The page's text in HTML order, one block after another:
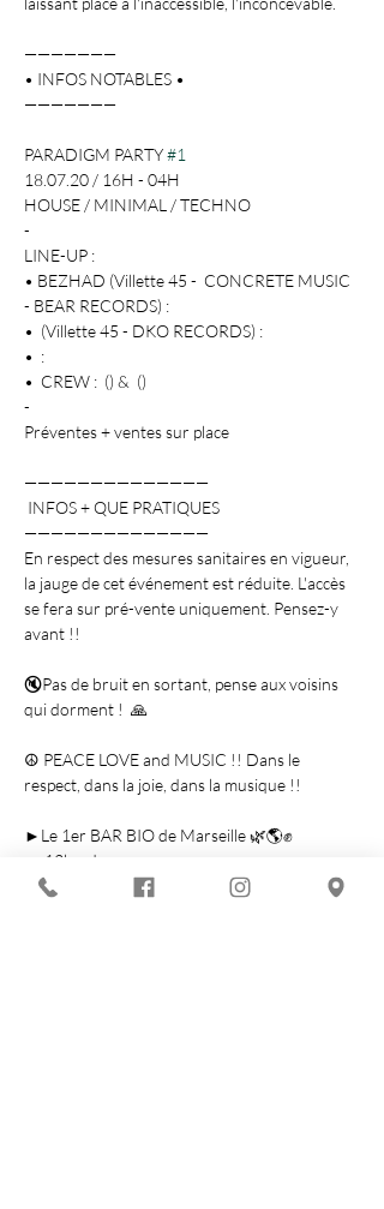
———————
• INFOS NOTABLES •
———————
PARADIGM PARTY #1
18.07.20 / 16H - 04H
HOUSE / MINIMAL / TECHNO
-
LINE-UP :
• BEZHAD (Villette 45 -  CONCRETE MUSIC
- BEAR RECORDS) :
• (Villette 45 - DKO RECORDS) :
• :
• CREW : () & ()
-
Préventes + ventes sur place
——————————————
——————————————
En respect des mesures sanitaires en vigueur,
la jauge de cet événement est réduite. L'accès
se fera sur pré-vente uniquement. Pensez-y
avant !!
🔇Pas de bruit en sortant, pense aux voisins
qui dorment !  🙏
☮️ PEACE LOVE and MUSIC !! Dans le
respect, dans la joie, dans la musique !!
►Le 1er BAR BIO de Marseille 🌿🌎✊
► 12kw de pur …
Show More